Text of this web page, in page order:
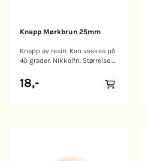
Knapp Mørkbrun 25mm
Knapp av resin. Kan vaskes på
40 grader. Nikkelfri. Størrelse:
18,-